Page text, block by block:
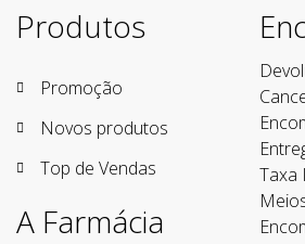
Produtos
Promoção
Novos produtos
Top de Vendas
A Farmácia
Taxa